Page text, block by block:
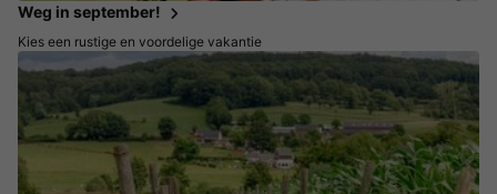
Weg in september!
Kies een rustige en voordelige vakantie